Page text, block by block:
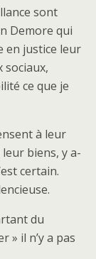
sont
Demore qui
en justice leur
sociaux,
ce que je
à leur
biens, y a-
certain.
du
» il n’y a pas